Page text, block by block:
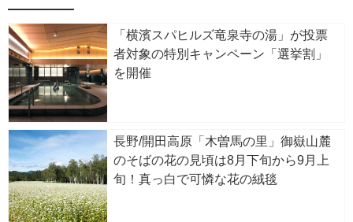
「横濱スパヒルズ竜泉寺の湯」が投票
者対象の特別キャンペーン「選挙割」
を開催
長野/開田高原「木曽馬の里」御嶽山麓
のそばの花の見頃は8月下旬から9月上
旬！真っ白で可憐な花の絨毯